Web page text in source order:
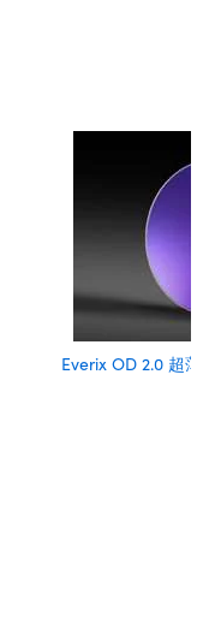
Everix OD 2.0 超